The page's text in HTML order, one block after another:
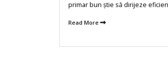
primar bun știe să dirijeze
Read More